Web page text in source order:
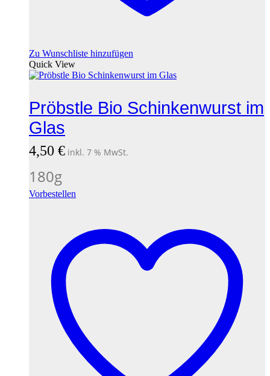
Zu Wunschliste hinzufügen
Quick View
Pröbstle Bio Schinkenwurst im
Glas
4,50 € inkl. 7 % MwSt.
180g
Vorbestellen